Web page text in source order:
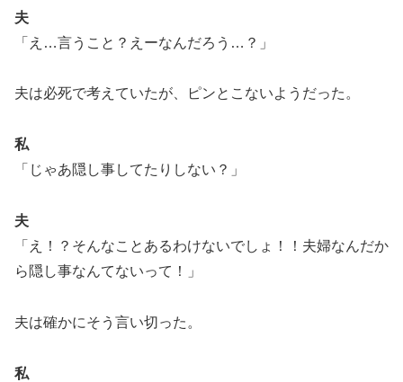
夫
「え…言うこと？えーなんだろう…？」
夫は必死で考えていたが、ピンとこないようだった。
私
「じゃあ隠し事してたりしない？」
夫
「え！？そんなことあるわけないでしょ！！夫婦なんだか
ら隠し事なんてないって！」
夫は確かにそう言い切った。
私